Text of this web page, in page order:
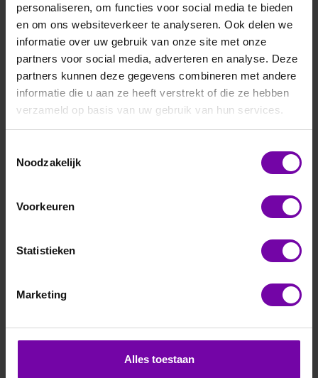
personaliseren, om functies voor social media te bieden
en om ons websiteverkeer te analyseren. Ook delen we
informatie over uw gebruik van onze site met onze
partners voor social media, adverteren en analyse. Deze
partners kunnen deze gegevens combineren met andere
informatie die u aan ze heeft verstrekt of die ze hebben
verzameld op basis van uw gebruik van hun services.
Noodzakelijk
Voorkeuren
Statistieken
Marketing
Alles toestaan
Thies
Traverse compact opnemers (kort)
Vraag een offerte aan Bij vragen, bel ons